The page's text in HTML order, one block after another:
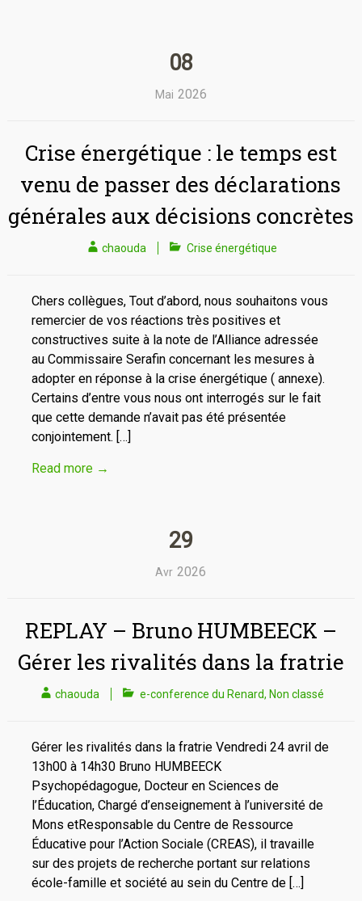
08
Mai 2026
Crise énergétique : le temps est
venu de passer des déclarations
générales aux décisions concrètes
chaouda Crise énergétique
Chers collègues, Tout d’abord, nous souhaitons vous
remercier de vos réactions très positives et
constructives suite à la note de l’Alliance adressée
au Commissaire Serafin concernant les mesures à
adopter en réponse à la crise énergétique ( annexe).
Certains d’entre vous nous ont interrogés sur le fait
que cette demande n’avait pas été présentée
conjointement. […]
Read more →
29
Avr 2026
REPLAY – Bruno HUMBEECK –
Gérer les rivalités dans la fratrie
chaouda e-conference du Renard, Non classé
Gérer les rivalités dans la fratrie Vendredi 24 avril de
13h00 à 14h30 Bruno HUMBEECK
Psychopédagogue, Docteur en Sciences de
l’Éducation, Chargé d’enseignement à l’université de
Mons etResponsable du Centre de Ressource
Éducative pour l’Action Sociale (CREAS), il travaille
sur des projets de recherche portant sur relations
école-famille et société au sein du Centre de […]